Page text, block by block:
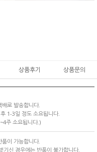
상품후기 상품문의
로 발송합니다.
1-3일 정도 소요됩니다.
주 소요됩니다.)
이 가능합니다.
기신 경우에는 반품이 불가합니다.